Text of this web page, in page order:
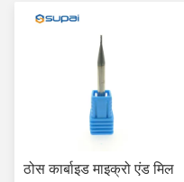
ठोस कार्बाइड माइक्रो एंड मिल